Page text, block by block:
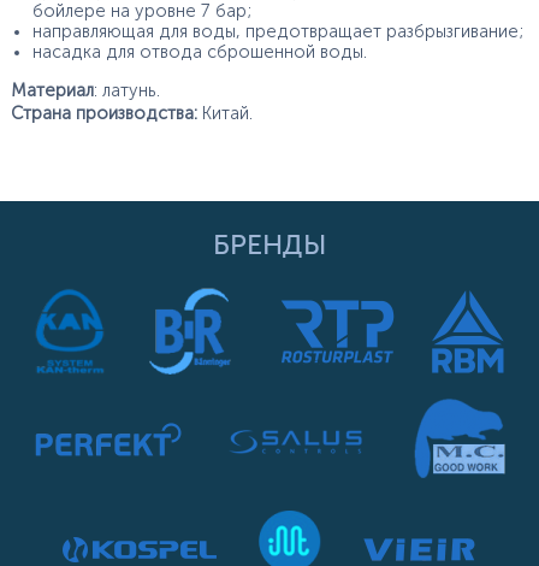
бойлере на уровне 7 бар;
направляющая для воды, предотвращает разбрызгивание;
насадка для отвода сброшенной воды.
Материал: латунь.
Страна производства:Китай.
БРЕНДЫ